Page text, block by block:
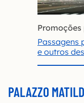
Passagens
e outros
PALAZZO